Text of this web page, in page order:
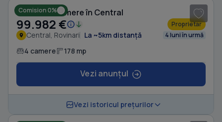
Comision 0%
Casă cu 4 camere în Central
99.982 € Proprietar
Central, Rovinari La ~5km distanță 4 luni în urmă
4 camere 178 mp
Vezi anunțul
Vezi istoricul prețurilor